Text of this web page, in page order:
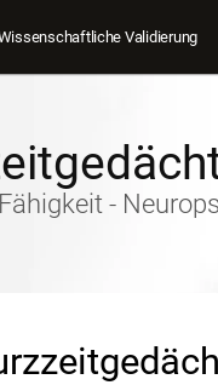
Validierung
-